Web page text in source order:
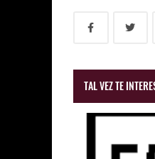
TAL VEZ TE